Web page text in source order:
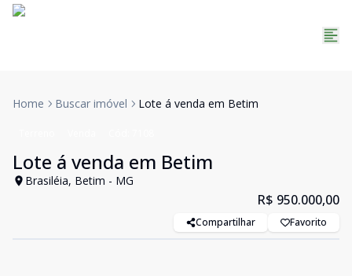
Home Buscar imóvel Lote á venda em Betim
Lote á venda em Betim
Brasiléia, Betim - MG
R$ 950.000,00
Compartilhar Favorito